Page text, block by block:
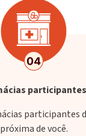
participantes
participantes
próxima de você.